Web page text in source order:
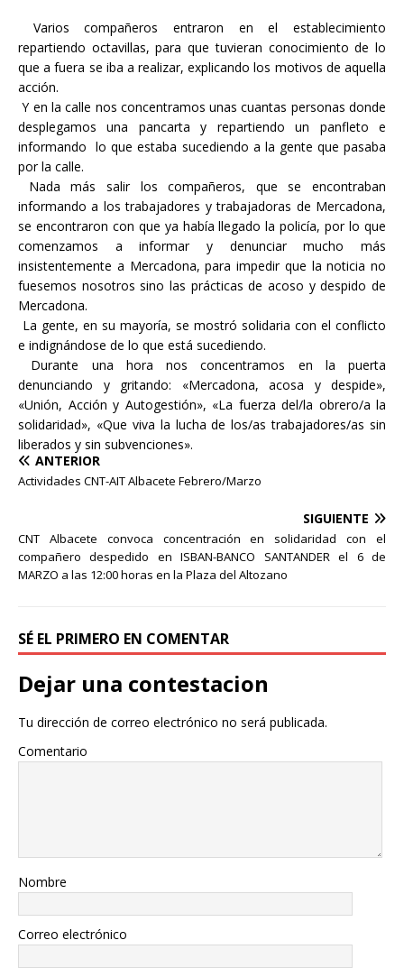
Varios compañeros entraron en el establecimiento
repartiendo octavillas, para que tuvieran conocimiento de lo
que a fuera se iba a realizar, explicando los motivos de aquella
acción.
Y en la calle nos concentramos unas cuantas personas donde
desplegamos una pancarta y repartiendo un panfleto e
informando lo que estaba sucediendo a la gente que pasaba
por la calle.
Nada más salir los compañeros, que se encontraban
informando a los trabajadores y trabajadoras de Mercadona,
se encontraron con que ya había llegado la policía, por lo que
comenzamos a informar y denunciar mucho más
insistentemente a Mercadona, para impedir que la noticia no
fuesemos nosotros sino las prácticas de acoso y despido de
Mercadona.
La gente, en su mayoría, se mostró solidaria con el conflicto
e indignándose de lo que está sucediendo.
Durante una hora nos concentramos en la puerta
denunciando y gritando: «Mercadona, acosa y despide»,
«Unión, Acción y Autogestión», «La fuerza del/la obrero/a la
solidaridad», «Que viva la lucha de los/as trabajadores/as sin
liberados y sin subvenciones».
ANTERIOR
Actividades CNT-AIT Albacete Febrero/Marzo
SIGUIENTE
CNT Albacete convoca concentración en solidaridad con el
compañero despedido en ISBAN-BANCO SANTANDER el 6 de
MARZO a las 12:00 horas en la Plaza del Altozano
SÉ EL PRIMERO EN COMENTAR
Dejar una contestacion
Tu dirección de correo electrónico no será publicada.
Comentario
Nombre
Correo electrónico